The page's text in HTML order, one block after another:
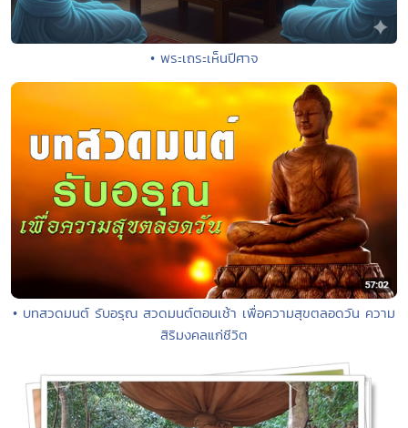
• พระเถระเห็นปีศาจ
• บทสวดมนต์ รับอรุณ สวดมนต์ตอนเช้า เพื่อความสุขตลอดวัน ความ
สิริมงคลแก่ชีวิต